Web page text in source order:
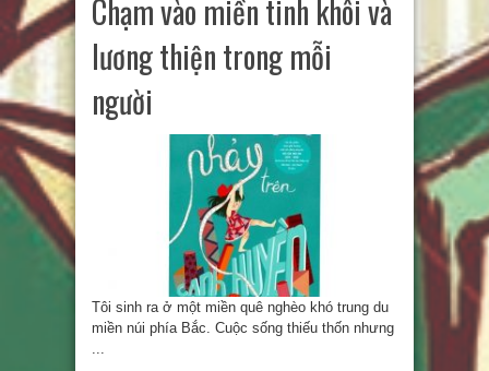
Chạm vào miền tinh khôi và
lương thiện trong mỗi
người
Tôi sinh ra ở một miền quê nghèo khó trung du
miền núi phía Bắc. Cuộc sống thiếu thốn nhưng
...